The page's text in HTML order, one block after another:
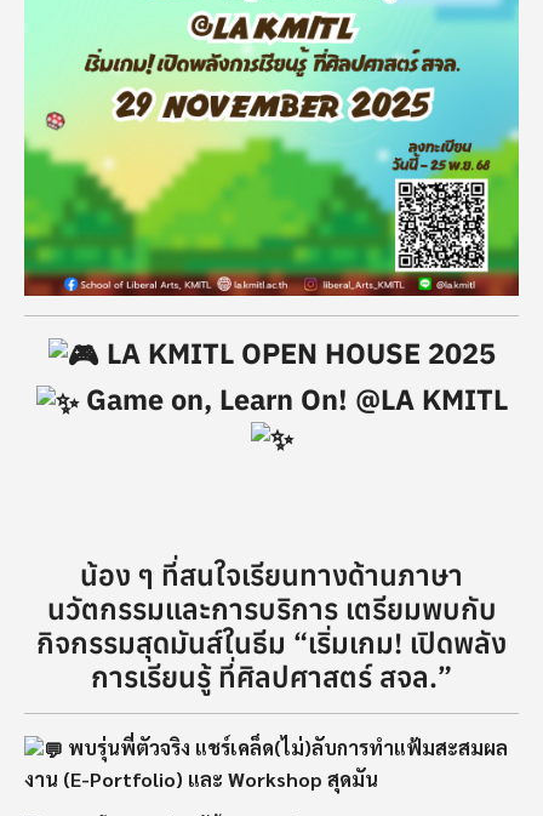
LA KMITL OPEN HOUSE 2025
Game on, Learn On! @LA KMITL
น้อง ๆ ที่สนใจเรียนทางด้านภาษา
นวัตกรรมและการบริการ เตรียมพบกับ
กิจกรรมสุดมันส์ในธีม “เริ่มเกม! เปิดพลัง
การเรียนรู้ ที่ศิลปศาสตร์ สจล.”
พบรุ่นพี่ตัวจริง แชร์เคล็ด(ไม่)ลับการทำแฟ้มสะสมผล
งาน (E-Portfolio) และ Workshop สุดมัน